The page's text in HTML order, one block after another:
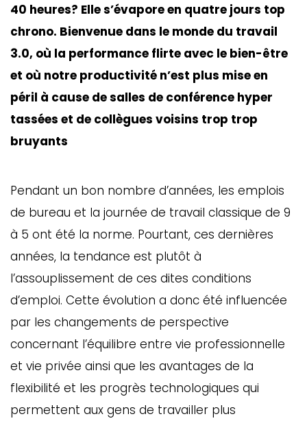
40 heures? Elle s’évapore en quatre jours top
chrono. Bienvenue dans le monde du travail
3.0, où la performance flirte avec le bien-être
et où notre productivité n’est plus mise en
péril à cause de salles de conférence hyper
tassées et de collègues voisins trop trop
bruyants
Pendant un bon nombre d’années, les emplois
de bureau et la journée de travail classique de 9
à 5 ont été la norme. Pourtant, ces dernières
années, la tendance est plutôt à
l’assouplissement de ces dites conditions
d’emploi. Cette évolution a donc été influencée
par les changements de perspective
concernant l’équilibre entre vie professionnelle
et vie privée ainsi que les avantages de la
flexibilité et les progrès technologiques qui
permettent aux gens de travailler plus